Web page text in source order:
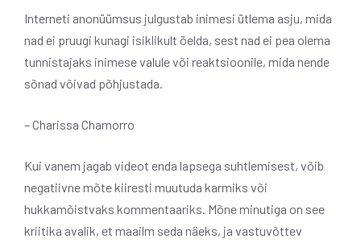
Interneti anonüümsus julgustab inimesi ütlema asju, mida
nad ei pruugi kunagi isiklikult öelda, sest nad ei pea olema
tunnistajaks inimese valule või reaktsioonile, mida nende
sõnad võivad põhjustada.
– Charissa Chamorro
Kui vanem jagab videot enda lapsega suhtlemisest, võib
negatiivne mõte kiiresti muutuda karmiks või
hukkamõistvaks kommentaariks. Mõne minutiga on see
kriitika avalik, et maailm seda näeks, ja vastuvõttev